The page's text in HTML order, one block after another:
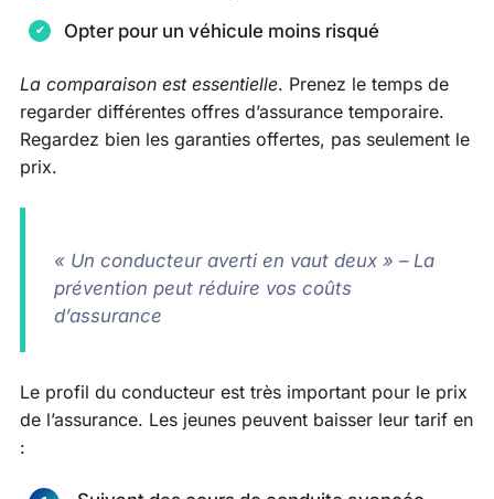
Opter pour un véhicule moins risqué
La comparaison est essentielle. Prenez le temps de
regarder différentes offres d’assurance temporaire.
Regardez bien les garanties offertes, pas seulement le
prix.
« Un conducteur averti en vaut deux » – La
prévention peut réduire vos coûts
d’assurance
Le profil du conducteur est très important pour le prix
de l’assurance. Les jeunes peuvent baisser leur tarif en
: